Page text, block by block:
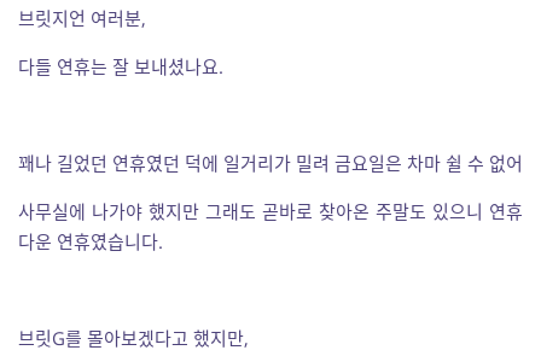
브릿지언 여러분,
다들 연휴는 잘 보내셨나요.
꽤나 길었던 연휴였던 덕에 일거리가 밀려 금요일은 차마 쉴 수 없어
사무실에 나가야 했지만 그래도 곧바로 찾아온 주말도 있으니 연휴
다운 연휴였습니다.
브릿G를 몰아보겠다고 했지만,